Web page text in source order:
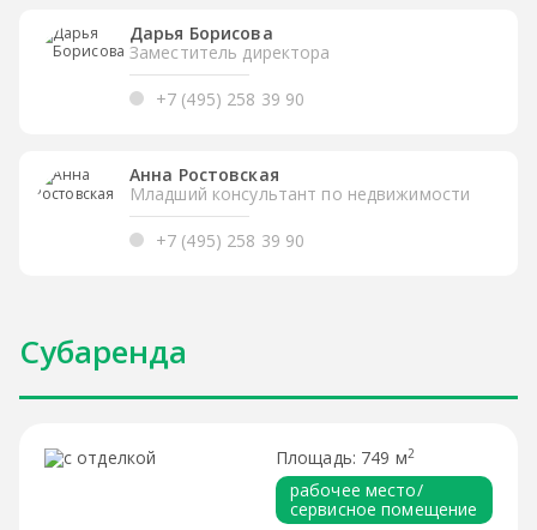
Дарья Борисова
Заместитель директора
+7 (495) 258 39 90
Анна Ростовская
Младший консультант по недвижимости
+7 (495) 258 39 90
Субаренда
749 м2
рабочее место/
сервисное помещение